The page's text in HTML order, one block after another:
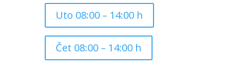
Uto 08:00 – 14:00 h
Čet 08:00 – 14:00 h